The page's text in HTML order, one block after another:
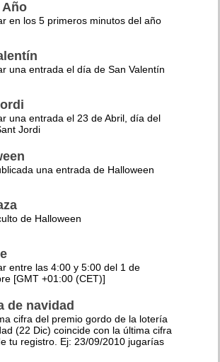
Año
en los 5 primeros minutos del año
una entrada el día de San Valentín
una entrada el 23 de Abril, día del
Jordi
una entrada de Halloween
de Halloween
entre las 4:00 y 5:00 del 1 de
[GMT +01:00 (CET)]
de navidad
cifra del premio gordo de la lotería
(22 Dic) coincide con la última cifra
tu registro. Ej: 23/09/2010 jugarías